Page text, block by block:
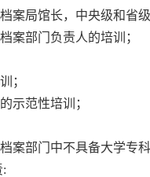
局馆长，中央级和省
案部门负责人的培训；
；
示范性培训；
部门中不具备大学专